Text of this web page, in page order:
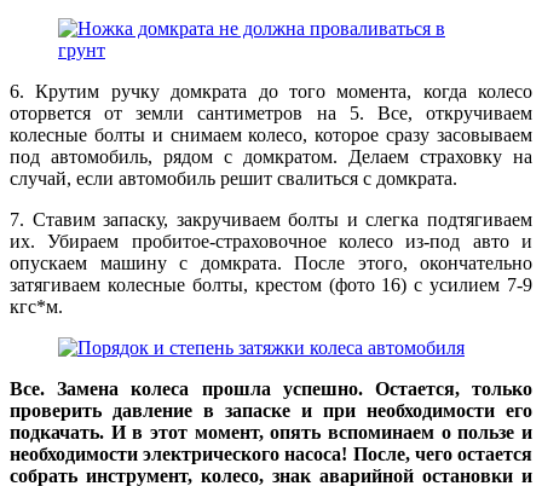
6. Крутим ручку домкрата до того момента, когда колесо
оторвется от земли сантиметров на 5. Все, откручиваем
колесные болты и снимаем колесо, которое сразу засовываем
под автомобиль, рядом с домкратом. Делаем страховку на
случай, если автомобиль решит свалиться с домкрата.
7. Ставим запаску, закручиваем болты и слегка подтягиваем
их. Убираем пробитое-страховочное колесо из-под авто и
опускаем машину с домкрата. После этого, окончательно
затягиваем колесные болты, крестом (фото 16) с усилием 7-9
кгс*м.
Все. Замена колеса прошла успешно. Остается, только
проверить давление в запаске и при необходимости его
подкачать. И в этот момент, опять вспоминаем о пользе и
необходимости электрического насоса! После, чего остается
собрать инструмент, колесо, знак аварийной остановки и